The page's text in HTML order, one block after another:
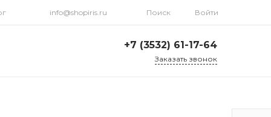
info@shopiris.ru Поиск Войти
+7 (3532) 61-17-64
Заказать звонок